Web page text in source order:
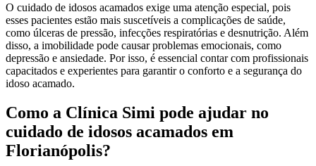
O cuidado de idosos acamados exige uma atenção especial, pois
esses pacientes estão mais suscetíveis a complicações de saúde,
como úlceras de pressão, infecções respiratórias e desnutrição. Além
disso, a imobilidade pode causar problemas emocionais, como
depressão e ansiedade. Por isso, é essencial contar com profissionais
capacitados e experientes para garantir o conforto e a segurança do
idoso acamado.
Como a Clínica Simi pode ajudar no
cuidado de idosos acamados em
Florianópolis?